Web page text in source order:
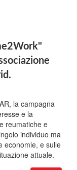
la campagna
e la
reumatiche e
individuo ma
economie, e sulle
attuale.